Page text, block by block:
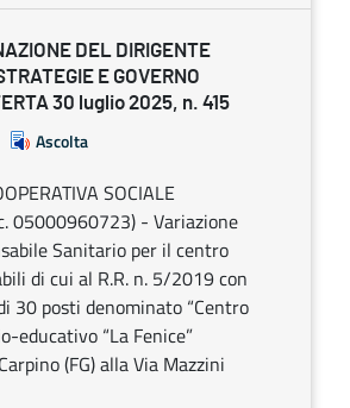
DEL DIRIGENTE
E GOVERNO
30 luglio 2025, n. 415
Ascolta
SOCIALE
05000960723) - Variazione
Sanitario per il centro
di cui al R.R. n. 5/2019 con
30 posti denominato “Centro
educativo “La Fenice”
(FG) alla Via Mazzini